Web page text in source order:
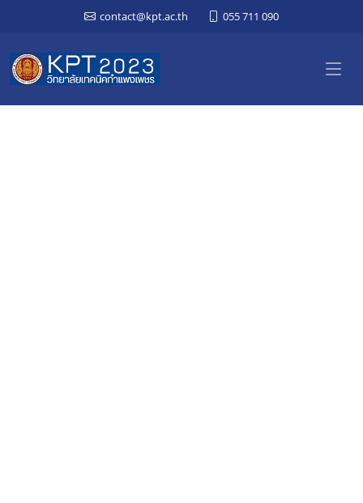
contact@kpt.ac.th 055 711 090